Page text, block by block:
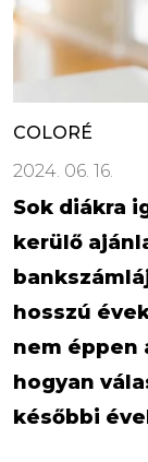
COLORÉ
2024. 06. 16.
Sok diákra
kerülő
hosszú
nem éppen
hogyan
későbbi